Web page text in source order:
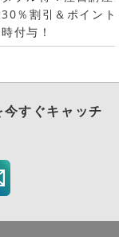
％割引＆ポイン
付与！
すぐキャッチ